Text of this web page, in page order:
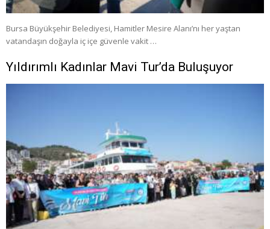
Bursa Büyükşehir Belediyesi, Hamitler Mesire Alanı’nı her yaştan
vatandaşın doğayla iç içe güvenle vakit …
Yıldırımlı Kadınlar Mavi Tur’da Buluşuyor